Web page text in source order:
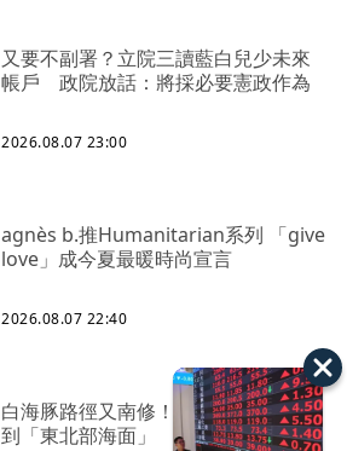
又要不副署？立院三讀藍白兒少未來
帳戶 政院放話：將採必要憲政作為
2026.08.07 23:00
agnès b.推Humanitarian系列 「give
love」成今夏最暖時尚宣言
2026.08.07 22:40
白海豚路徑又南修！ 海警範圍擴增
到「東北部海面」